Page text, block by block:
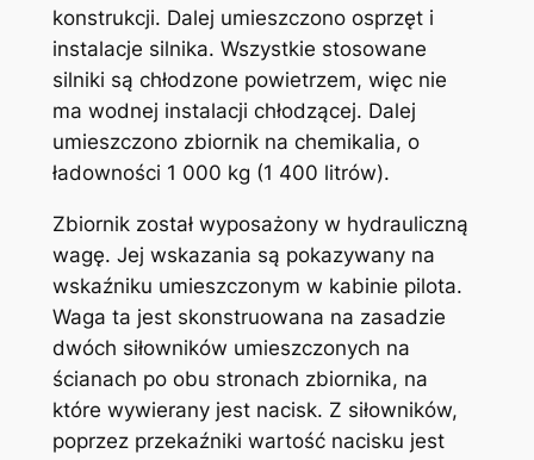
konstrukcji. Dalej umieszczono osprzęt i
instalacje silnika. Wszystkie stosowane
silniki są chłodzone powietrzem, więc nie
ma wodnej instalacji chłodzącej. Dalej
umieszczono zbiornik na chemikalia, o
ładowności 1 000 kg (1 400 litrów).
Zbiornik został wyposażony w hydrauliczną
wagę. Jej wskazania są pokazywany na
wskaźniku umieszczonym w kabinie pilota.
Waga ta jest skonstruowana na zasadzie
dwóch siłowników umieszczonych na
ścianach po obu stronach zbiornika, na
które wywierany jest nacisk. Z siłowników,
poprzez przekaźniki wartość nacisku jest